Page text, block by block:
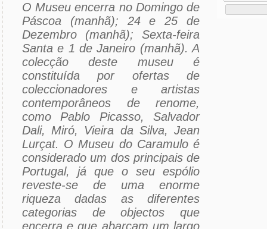
O Museu encerra no Domingo de
Páscoa (manhã); 24 e 25 de
Dezembro (manhã); Sexta-feira
Santa e 1 de Janeiro (manhã). A
colecção deste museu é
constituída por ofertas de
coleccionadores e artistas
contemporâneos de renome,
como Pablo Picasso, Salvador
Dali, Miró, Vieira da Silva, Jean
Lurçat. O Museu do Caramulo é
considerado um dos principais de
Portugal, já que o seu espólio
reveste-se de uma enorme
riqueza dadas as diferentes
categorias de objectos que
encerra e que abarcam um largo